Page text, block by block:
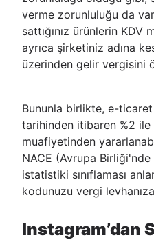
verme zorunluluğu da
sattığınız ürünlerin KDV
ayrıca şirketiniz adına
üzerinden gelir vergisini
Bununla birlikte, e-
tarihinden itibaren %2 ile
muafiyetinden
NACE (Avrupa
istatistiki sınıflaması
kodunuzu vergi
Instagram’dan